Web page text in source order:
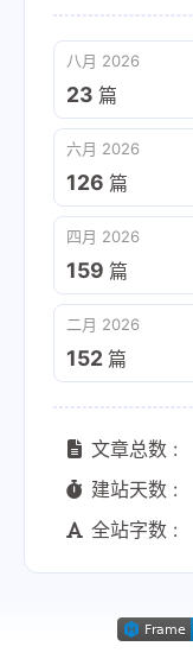
八月 2026
23 篇
六月 2026
126 篇
四月 2026
159 篇
二月 2026
152 篇
文章总数 :
建站天数 :
全站字数 :